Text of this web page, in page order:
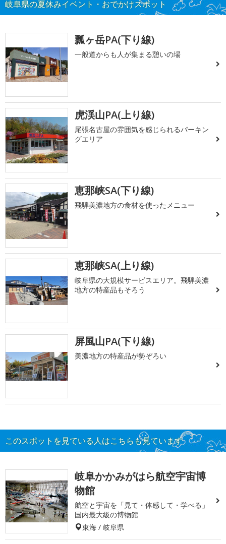
岐阜県の夏休みイベント・おでかけスポット
瓢ヶ岳PA(下り線)
一般道からも人が集まる憩いの場
虎渓山PA(上り線)
尾張名古屋の雰囲気を感じられるパーキン
グエリア
恵那峡SA(下り線)
飛騨美濃地方の食材を使ったメニュー
恵那峡SA(上り線)
岐阜県の大規模サービスエリア。飛騨美濃
地方の特産品もそろう
屏風山PA(下り線)
美濃地方の特産品が勢ぞろい
このスポットを見ている人はこちらも見ています
岐阜かかみがはら航空宇宙博
物館
航空と宇宙を「見て・体感して・学べる」
国内最大級の博物館
東海 / 岐阜県